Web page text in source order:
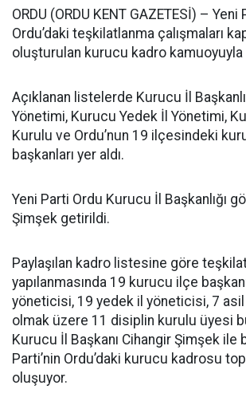
ORDU (ORDU KENT GAZETESİ) – Yeni
Ordu’daki teşkilatlanma çalışmaları
oluşturulan kurucu kadro kamuoyuyla
Açıklanan listelerde Kurucu İl
Yönetimi, Kurucu Yedek İl Yönetimi,
Kurulu ve Ordu’nun 19 ilçesindeki
başkanları yer aldı.
Yeni Parti Ordu Kurucu İl Başkanlığı
Şimşek getirildi.
Paylaşılan kadro listesine göre
yapılanmasında 19 kurucu ilçe
yöneticisi, 19 yedek il yöneticisi, 7
olmak üzere 11 disiplin kurulu üyesi
Kurucu İl Başkanı Cihangir Şimşek ile
Parti’nin Ordu’daki kurucu kadrosu
oluşuyor.